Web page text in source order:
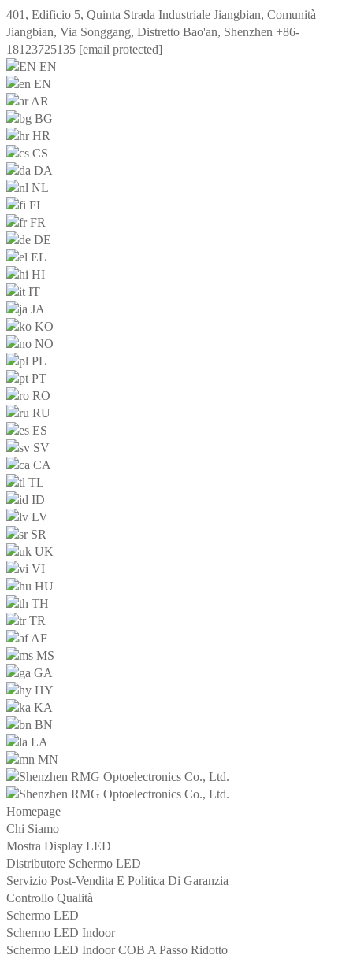
401, Edificio 5, Quinta Strada Industriale Jiangbian, Comunità
Jiangbian, Via Songgang, Distretto Bao'an, Shenzhen +86-
18123725135 [email protected]
EN
EN
AR
BG
HR
CS
DA
NL
FI
FR
DE
EL
HI
IT
JA
KO
NO
PL
PT
RO
RU
ES
SV
CA
TL
ID
LV
SR
UK
VI
HU
TH
TR
AF
MS
GA
HY
KA
BN
LA
MN
Homepage
Chi Siamo
Mostra Display LED
Distributore Schermo LED
Servizio Post-Vendita E Politica Di Garanzia
Controllo Qualità
Schermo LED
Schermo LED Indoor
Schermo LED Indoor COB A Passo Ridotto